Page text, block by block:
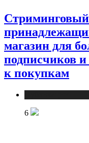
магазин для
подписчиков
к покупкам
6